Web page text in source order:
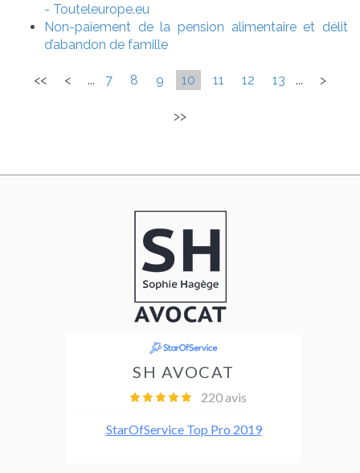
- Touteleurope.eu
Non-paiement de la pension alimentaire et délit
d’abandon de famille
<< < ... 7 8 9 10 11 12 13 ... >
>>